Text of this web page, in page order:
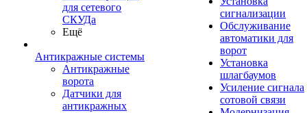
для сетевого
СКУДа
Ещё
Антикражные системы
Антикражные
ворота
Датчики для
антикражных
сигнализации
Обслуживание
автоматики для
ворот
Установка
шлагбаумов
Усиление сигнала
сотовой связи